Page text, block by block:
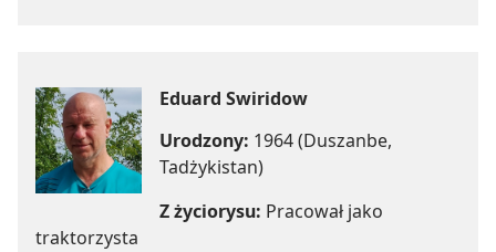
Eduard Swiridow
Urodzony: 1964 (Duszanbe,
Tadżykistan)
Z życiorysu: Pracował jako
traktorzysta